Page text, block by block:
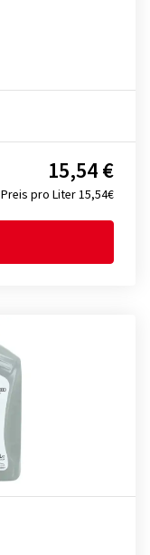
Preis pro Liter 15,54€
15,54 €